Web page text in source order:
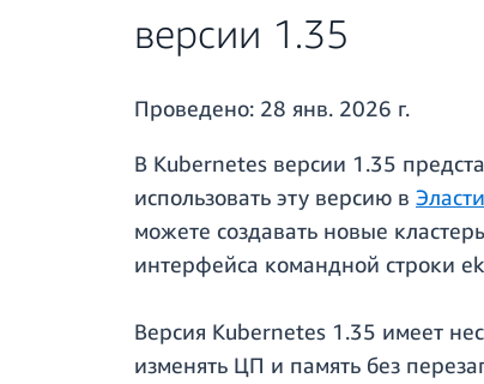
версии 1.35
Проведено: 28 янв. 2026 г.
В Kubernetes версии 1.35
использовать эту версию в
можете создавать новые
интерфейса командной строки
Версия Kubernetes 1.35 имеет
изменять ЦП и память без